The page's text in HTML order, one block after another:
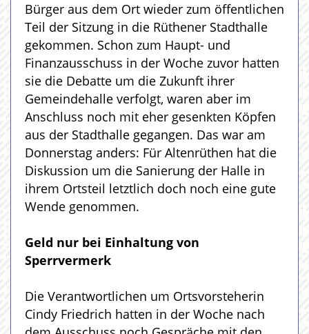
Bürger aus dem Ort wieder zum öffentlichen
Teil der Sitzung in die Rüthener Stadthalle
gekommen. Schon zum Haupt- und
Finanzausschuss in der Woche zuvor hatten
sie die Debatte um die Zukunft ihrer
Gemeindehalle verfolgt, waren aber im
Anschluss noch mit eher gesenkten Köpfen
aus der Stadthalle gegangen. Das war am
Donnerstag anders: Für Altenrüthen hat die
Diskussion um die Sanierung der Halle in
ihrem Ortsteil letztlich doch noch eine gute
Wende genommen.
Geld nur bei Einhaltung von
Sperrvermerk
Die Verantwortlichen um Ortsvorsteherin
Cindy Friedrich hatten in der Woche nach